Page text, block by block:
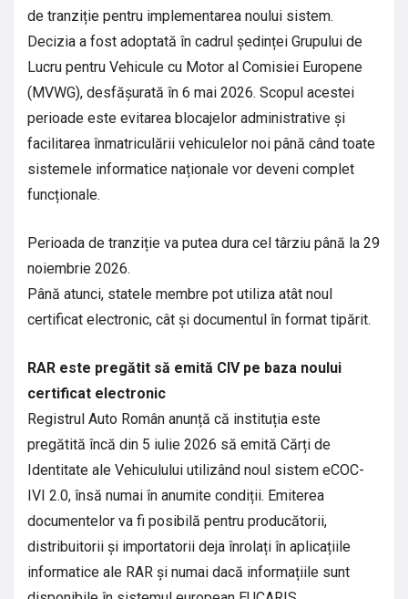
de tranziție pentru implementarea noului sistem.
Decizia a fost adoptată în cadrul ședinței Grupului de
Lucru pentru Vehicule cu Motor al Comisiei Europene
(MVWG), desfășurată în 6 mai 2026. Scopul acestei
perioade este evitarea blocajelor administrative și
facilitarea înmatriculării vehiculelor noi până când toate
sistemele informatice naționale vor deveni complet
funcționale.
Perioada de tranziție va putea dura cel târziu până la 29
noiembrie 2026.
Până atunci, statele membre pot utiliza atât noul
certificat electronic, cât și documentul în format tipărit.
RAR este pregătit să emită CIV pe baza noului
certificat electronic
Registrul Auto Român anunță că instituția este
pregătită încă din 5 iulie 2026 să emită Cărți de
Identitate ale Vehiculului utilizând noul sistem eCOC-
IVI 2.0, însă numai în anumite condiții. Emiterea
documentelor va fi posibilă pentru producătorii,
distribuitorii și importatorii deja înrolați în aplicațiile
informatice ale RAR și numai dacă informațiile sunt